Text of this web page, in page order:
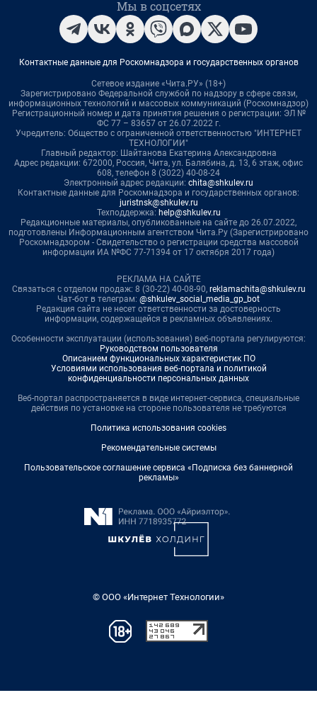
Мы в соцсетях
Контактные данные для Роскомнадзора и государственных органов
Сетевое издание «Чита.РУ» (18+)
Зарегистрировано Федеральной службой по надзору в сфере связи,
информационных технологий и массовых коммуникаций (Роскомнадзор)
Регистрационный номер и дата принятия решения о регистрации: ЭЛ №
ФС 77 – 83657 от 26.07.2022 г.
Учредитель: Общество с ограниченной ответственностью "ИНТЕРНЕТ
ТЕХНОЛОГИИ"
Главный редактор: Шайтанова Екатерина Александровна
Адрес редакции: 672000, Россия, Чита, ул. Балябина, д. 13, 6 этаж, офис
608, телефон 8 (3022) 40-08-24
Электронный адрес редакции: chita@shkulev.ru
Контактные данные для Роскомнадзора и государственных органов:
juristnsk@shkulev.ru
Техподдержка: help@shkulev.ru
Редакционные материалы, опубликованные на сайте до 26.07.2022,
подготовлены Информационным агентством Чита.Ру (Зарегистрировано
Роскомнадзором - Свидетельство о регистрации средства массовой
информации ИА №ФС 77-71394 от 17 октября 2017 года)
РЕКЛАМА НА САЙТЕ
Связаться с отделом продаж: 8 (30-22) 40-08-90, reklamachita@shkulev.ru
Чат-бот в телеграм: @shkulev_social_media_gp_bot
Редакция сайта не несет ответственности за достоверность
информации, содержащейся в рекламных объявлениях.
Особенности эксплуатации (использования) веб-портала регулируются:
Руководством пользователя
Описанием функциональных характеристик ПО
Условиями использования веб-портала и политикой
конфиденциальности персональных данных
Веб-портал распространяется в виде интернет-сервиса, специальные
действия по установке на стороне пользователя не требуются
Политика использования cookies
Рекомендательные системы
Пользовательское соглашение сервиса «Подписка без баннерной
рекламы»
© ООО «Интернет Технологии»